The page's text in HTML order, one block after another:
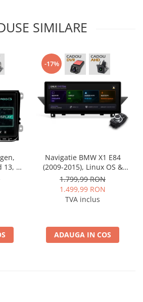
SIMILARE
13, S-
+
-17%
Navigatie BMW X1 E84
(2009-2015), Linux OS &
OEM, Varianta iDrive,
CarPlay & Android Auto
Wireless, MirrorLink,
Camera AHD, 12.3 Inch -
BGRKITBM004
1.799,99 RON
1.499,99 RON
TVA inclus
ADAUGA IN COS